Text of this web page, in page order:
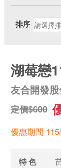
排序
湖莓戀
友合開發
定價$600
優惠期間
特 色